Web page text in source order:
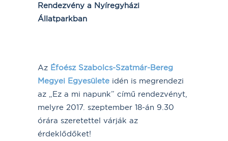
Rendezvény a Nyíregyházi
Állatparkban
Az Éfoész Szabolcs-Szatmár-Bereg
Megyei Egyesülete idén is megrendezi
az „Ez a mi napunk” című rendezvényt,
melyre 2017. szeptember 18-án 9.30
órára szeretettel várják az
érdeklődőket!